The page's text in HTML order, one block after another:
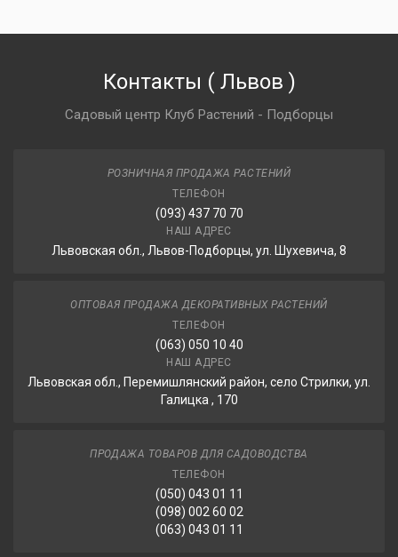
Контакты ( Львов )
Садовый центр Клуб Растений - Подборцы
РОЗНИЧНАЯ ПРОДАЖА РАСТЕНИЙ
ТЕЛЕФОН
(093) 437 70 70
НАШ АДРЕС
Львовская обл., Львов-Подборцы, ул. Шухевича, 8
ОПТОВАЯ ПРОДАЖА ДЕКОРАТИВНЫХ РАСТЕНИЙ
ТЕЛЕФОН
(063) 050 10 40
НАШ АДРЕС
Львовская обл., Перемишлянский район, село Стрилки, ул.
Галицка , 170
ПРОДАЖА ТОВАРОВ ДЛЯ САДОВОДСТВА
ТЕЛЕФОН
(050) 043 01 11
(098) 002 60 02
(063) 043 01 11